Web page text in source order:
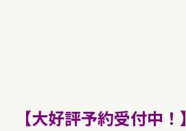
【大好評予約受付中！】